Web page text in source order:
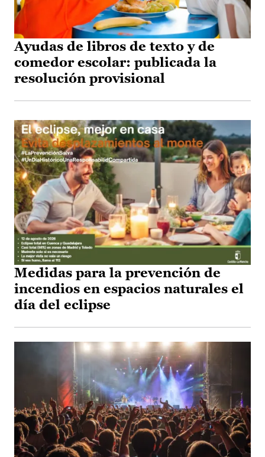
Ayudas de libros de texto y de
comedor escolar: publicada la
resolución provisional
Medidas para la prevención de
incendios en espacios naturales el
día del eclipse